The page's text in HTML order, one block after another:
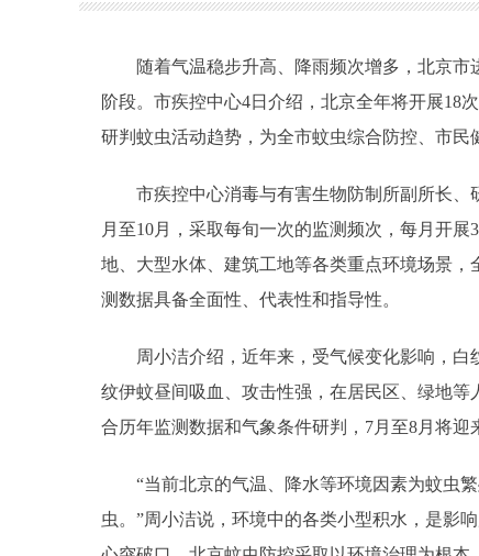
随着气温稳步升高、降雨频次增多，北京
阶段。市疾控中心4日介绍，北京全年将开展18
研判蚊虫活动趋势，为全市蚊虫综合防控、市民
市疾控中心消毒与有害生物防制所副所长
月至10月，采取每旬一次的监测频次，每月开
地、大型水体、建筑工地等各类重点环境场景
测数据具备全面性、代表性和指导性。
周小洁介绍，近年来，受气候变化影响，
纹伊蚊昼间吸血、攻击性强，在居民区、绿地
合历年监测数据和气象条件研判，7月至8月将迎
“当前北京的气温、降水等环境因素为蚊虫
虫。”周小洁说，环境中的各类小型积水，是影